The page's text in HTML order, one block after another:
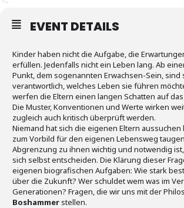
EVENT DETAILS
Kinder haben nicht die Aufgabe, die
erfüllen. Jedenfalls nicht ein Leben lang. Ab
Punkt, dem sogenannten Erwachsen-Sein,
verantwortlich, welches Leben sie führen
werfen die Eltern einen langen Schatten auf
Die Muster, Konventionen und Werte wirken
zugleich auch kritisch überprüft werden.
Niemand hat sich die eigenen Eltern aussuchen
zum Vorbild für den eigenen Lebensweg
Abgrenzung zu ihnen wichtig und notwendig
sich selbst entscheiden. Die Klärung dieser
eigenen biografischen Aufgaben: Wie stark
über die Zukunft? Wer schuldet wem was im
Generationen? Fragen, die wir uns mit der
Boshammerstellen.